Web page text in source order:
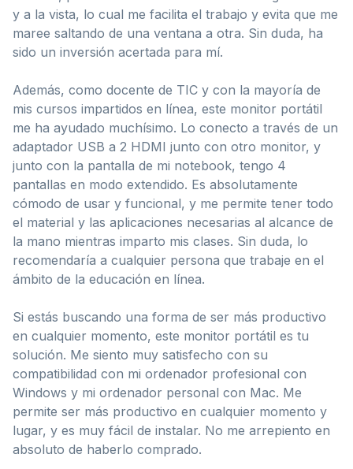
y a la vista, lo cual me facilita el trabajo y evita que me
maree saltando de una ventana a otra. Sin duda, ha
sido un inversión acertada para mí.
Además, como docente de TIC y con la mayoría de
mis cursos impartidos en línea, este monitor portátil
me ha ayudado muchísimo. Lo conecto a través de un
adaptador USB a 2 HDMI junto con otro monitor, y
junto con la pantalla de mi notebook, tengo 4
pantallas en modo extendido. Es absolutamente
cómodo de usar y funcional, y me permite tener todo
el material y las aplicaciones necesarias al alcance de
la mano mientras imparto mis clases. Sin duda, lo
recomendaría a cualquier persona que trabaje en el
ámbito de la educación en línea.
Si estás buscando una forma de ser más productivo
en cualquier momento, este monitor portátil es tu
solución. Me siento muy satisfecho con su
compatibilidad con mi ordenador profesional con
Windows y mi ordenador personal con Mac. Me
permite ser más productivo en cualquier momento y
lugar, y es muy fácil de instalar. No me arrepiento en
absoluto de haberlo comprado.